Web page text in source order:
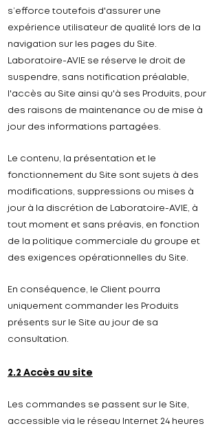
s’efforce toutefois d'assurer une
expérience utilisateur de qualité lors de la
navigation sur les pages du Site.
Laboratoire-AVIE se réserve le droit de
suspendre, sans notification préalable,
l'accès au Site ainsi qu'à ses Produits, pour
des raisons de maintenance ou de mise à
jour des informations partagées.
Le contenu, la présentation et le
fonctionnement du Site sont sujets à des
modifications, suppressions ou mises à
jour à la discrétion de Laboratoire-AVIE, à
tout moment et sans préavis, en fonction
de la politique commerciale du groupe et
des exigences opérationnelles du Site.
En conséquence, le Client pourra
uniquement commander les Produits
présents sur le Site au jour de sa
consultation.
2.2 Accès au site
Les commandes se passent sur le Site,
accessible via le réseau Internet 24 heures